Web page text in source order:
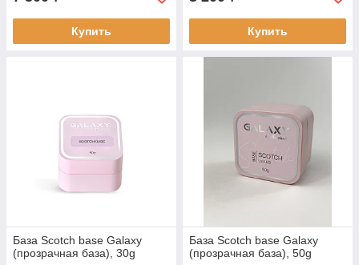
Купить Купить
База Scotch base Galaxy
(прозрачная база), 30g
База Scotch base Galaxy
(прозрачная база), 50g